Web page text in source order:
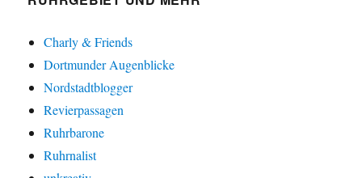
Charly & Friends
Dortmunder Augenblicke
Nordstadtblogger
Revierpassagen
Ruhrbarone
Ruhrnalist